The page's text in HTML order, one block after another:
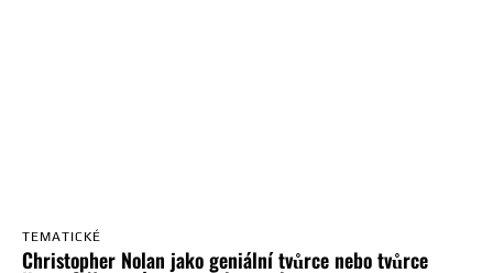
TEMATICKÉ
Christopher Nolan jako geniální tvůrce nebo tvůrce